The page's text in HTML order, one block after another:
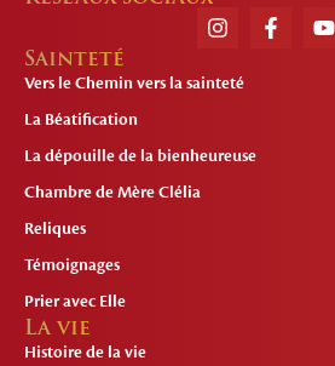
Sainteté
Vers le Chemin vers la sainteté
La Béatification
La dépouille de la bienheureuse
Chambre de Mère Clélia
Reliques
Témoignages
Prier avec Elle
La vie
Histoire de la vie